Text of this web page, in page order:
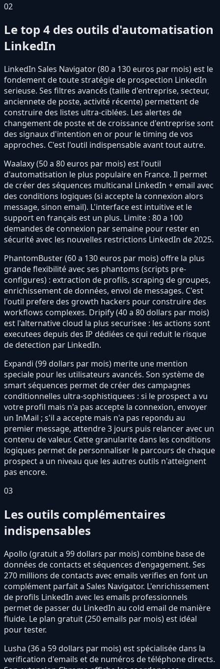
02
Le top 4 des outils d'automatisation
LinkedIn
LinkedIn Sales Navigator (80 a 130 euros par mois) est le
fondement de toute stratégie de prospection LinkedIn
serieuse. Ses filtres avancés (taille d'entreprise, secteur,
anciennete de poste, activité récente) permettent de
construire des listes ultra-ciblées. Les alertes de
changement de poste et de croissance d'entreprise sont
des signaux d'intention en or pour le timing de vos
approches. C'est l'outil indispensable avant tout autre.
Waalaxy (50 a 80 euros par mois) est l'outil
d'automatisation le plus populaire en France. Il permet
de créer des séquences multicanal LinkedIn + email avec
des conditions logiques (si accepte la connexion alors
message, sinon email). L'interface est intuitive et le
support en français est un plus. Limite : 80 a 100
demandes de connexion par semaine pour rester en
sécurité avec les nouvelles restrictions LinkedIn de 2025.
PhantomBuster (60 a 130 euros par mois) offre la plus
grande flexibilité avec ses phantoms (scripts pre-
configures) : extraction de profils, scraping de groupes,
enrichissement de données, envoi de messages. C'est
l'outil prefere des growth hackers pour construire des
workflows complexes. Dripify (40 a 80 dollars par mois)
est l'alternative cloud la plus securisee : les actions sont
executees depuis des IP dédiées ce qui reduit le risque
de detection par LinkedIn.
Expandi (99 dollars par mois) merite une mention
speciale pour les utilisateurs avancés. Son système de
smart séquences permet de créer des campagnes
conditionnelles ultra-sophistiquees : si le prospect a vu
votre profil mais n'a pas accepte la connexion, envoyer
un InMail ; s'il a accepte mais n'a pas repondu au
premier message, attendre 3 jours puis relancer avec un
contenu de valeur. Cette granularite dans les conditions
logiques permet de personnaliser le parcours de chaque
prospect a un niveau que les autres outils n'atteignent
pas encore.
03
Les outils complémentaires
indispensables
Apollo (gratuit a 99 dollars par mois) combine base de
données de contacts et séquences d'engagement. Ses
270 millions de contacts avec emails verifies en font un
complément parfait a Sales Navigator. L'enrichissement
de profils LinkedIn avec les emails professionnels
permet de passer du LinkedIn au cold email de manière
fluide. Le plan gratuit (250 emails par mois) est idéal
pour tester.
Lusha (36 a 59 dollars par mois) est spécialisée dans la
verification d'emails et de numéros de téléphone directs.